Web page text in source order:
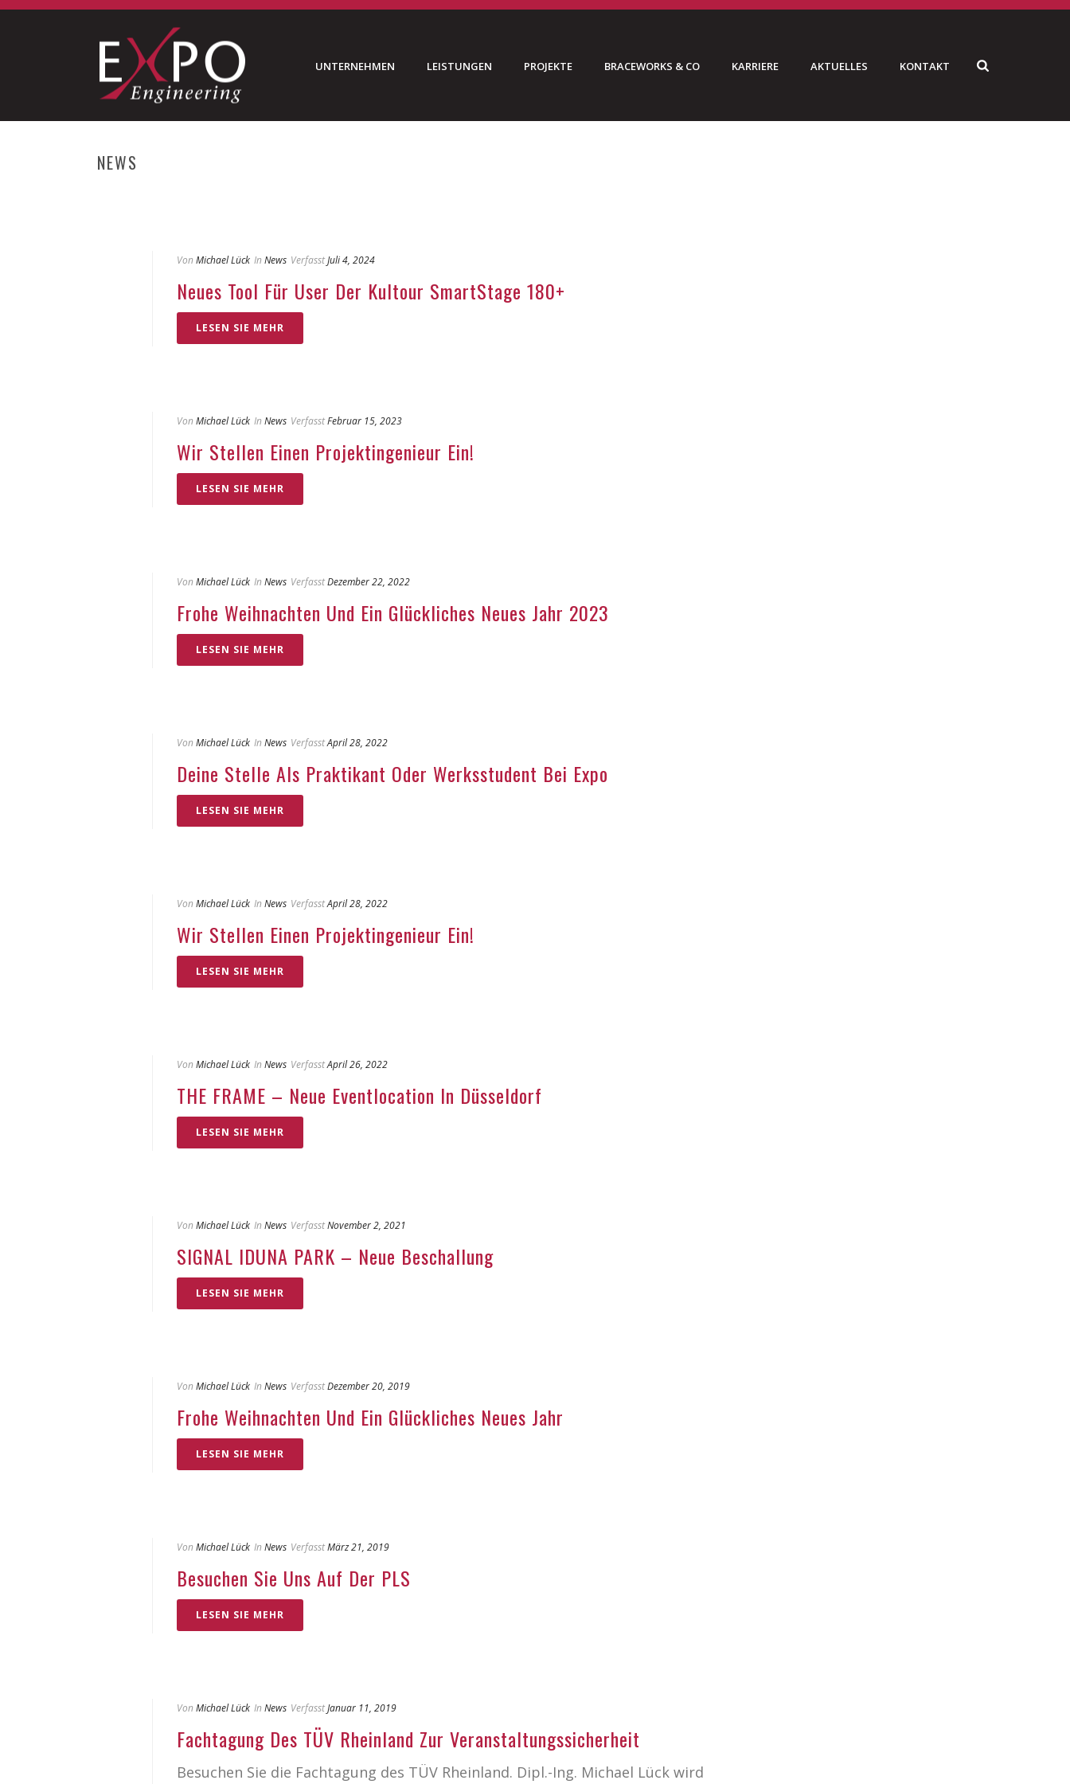
UNTERNEHMEN LEISTUNGEN PROJEKTE BRACEWORKS & CO KARRIERE AKTUELLES KONTAKT
NEWS
Von Michael Lück In News VerfasstJuli 4, 2024
Neues Tool Für User Der Kultour SmartStage 180+
LESEN SIE MEHR
Von Michael Lück In News VerfasstFebruar 15, 2023
Wir Stellen Einen Projektingenieur Ein!
LESEN SIE MEHR
Von Michael Lück In News VerfasstDezember 22, 2022
Frohe Weihnachten Und Ein Glückliches Neues Jahr 2023
LESEN SIE MEHR
Von Michael Lück In News VerfasstApril 28, 2022
Deine Stelle Als Praktikant Oder Werksstudent Bei Expo
LESEN SIE MEHR
Von Michael Lück In News VerfasstApril 28, 2022
Wir Stellen Einen Projektingenieur Ein!
LESEN SIE MEHR
Von Michael Lück In News VerfasstApril 26, 2022
THE FRAME – Neue Eventlocation In Düsseldorf
LESEN SIE MEHR
Von Michael Lück In News VerfasstNovember 2, 2021
SIGNAL IDUNA PARK – Neue Beschallung
LESEN SIE MEHR
Von Michael Lück In News VerfasstDezember 20, 2019
Frohe Weihnachten Und Ein Glückliches Neues Jahr
LESEN SIE MEHR
Von Michael Lück In News VerfasstMärz 21, 2019
Besuchen Sie Uns Auf Der PLS
LESEN SIE MEHR
Von Michael Lück In News VerfasstJanuar 11, 2019
Fachtagung Des TÜV Rheinland Zur Veranstaltungssicherheit
Besuchen Sie die Fachtagung des TÜV Rheinland. Dipl.-Ing. Michael Lück wird